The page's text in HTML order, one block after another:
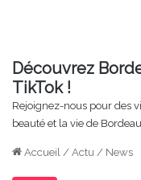
Découvrez
TikTok !
Rejoignez-nous pour des
beauté et la vie de
Accueil / Actu / News